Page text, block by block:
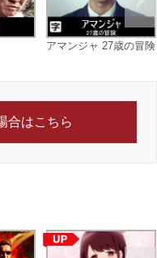
アマンジャ 27歳の冒険
合はこちら